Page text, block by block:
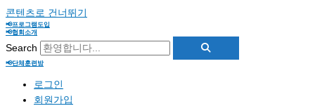
콘텐츠로 건너뛰기
📢프로그램도입
📢협회소개
Search
📢단체훈련방
로그인
회원가입